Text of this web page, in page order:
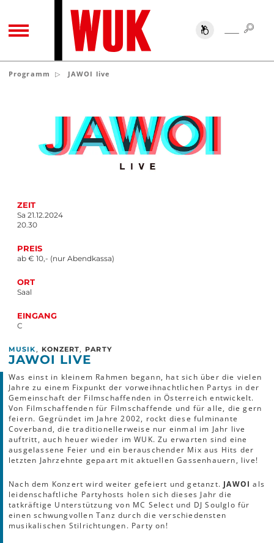
TOGGLE NAVIGATION SUCHE
Programm JAWOI live
ZEIT
Sa 21.12.2024
20.30
PREIS
ab € 10,- (nur Abendkassa)
ORT
Saal
EINGANG
C
MUSIK , KONZERT, PARTY
JAWOI LIVE
Was einst in kleinem Rahmen begann, hat sich über die vielen
Jahre zu einem Fixpunkt der vorweihnachtlichen Partys in der
Gemeinschaft der Filmschaffenden in Österreich entwickelt.
Von Filmschaffenden für Filmschaffende und für alle, die gern
feiern. Gegründet im Jahre 2002, rockt diese fulminante
Coverband, die traditionellerweise nur einmal im Jahr live
auftritt, auch heuer wieder im WUK. Zu erwarten sind eine
ausgelassene Feier und ein berauschender Mix aus Hits der
letzten Jahrzehnte gepaart mit aktuellen Gassenhauern, live!
Nach dem Konzert wird weiter gefeiert und getanzt. JAWOI als
leidenschaftliche Partyhosts holen sich dieses Jahr die
tatkräftige Unterstützung von MC Select und DJ Soulglo für
einen schwungvollen Tanz durch die verschiedensten
musikalischen Stilrichtungen. Party on!